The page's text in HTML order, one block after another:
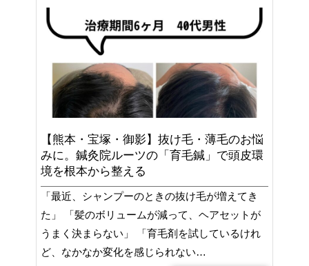
【熊本・宝塚・御影】抜け毛・薄毛のお悩
みに。鍼灸院ルーツの「育毛鍼」で頭皮環
境を根本から整える
「最近、シャンプーのときの抜け毛が増えてき
た」 「髪のボリュームが減って、ヘアセットが
うまく決まらない」 「育毛剤を試しているけれ
ど、なかなか変化を感じられない…